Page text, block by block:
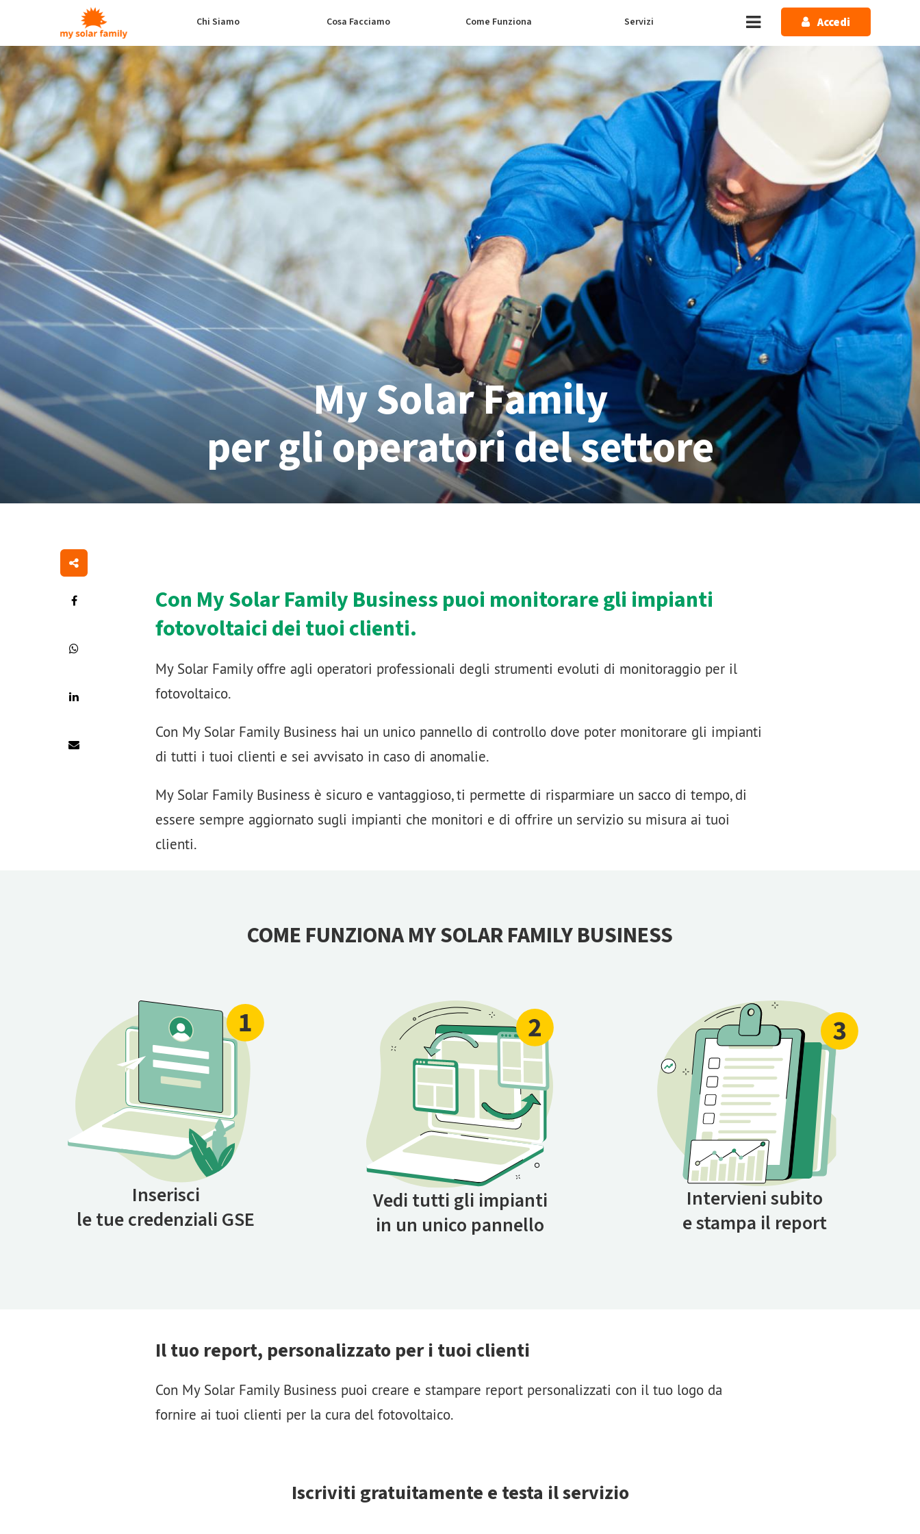
Salta al contenuto principale
Chi Siamo Cosa Facciamo Come Funziona Servizi Accedi
My Solar Family
per gli operatori del settore
Con My Solar Family Business puoi monitorare gli impianti
fotovoltaici dei tuoi clienti.
My Solar Family offre agli operatori professionali degli strumenti evoluti di monitoraggio per il
fotovoltaico.
Con My Solar Family Business hai un unico pannello di controllo dove poter monitorare gli impianti
di tutti i tuoi clienti e sei avvisato in caso di anomalie.
My Solar Family Business è sicuro e vantaggioso, ti permette di risparmiare un sacco di tempo, di
essere sempre aggiornato sugli impianti che monitori e di offrire un servizio su misura ai tuoi
clienti.
COME FUNZIONA MY SOLAR FAMILY BUSINESS
Inserisci
le tue credenziali GSE
Vedi tutti gli impianti
in un unico pannello
Intervieni subito
e stampa il report
Il tuo report, personalizzato per i tuoi clienti
Con My Solar Family Business puoi creare e stampare report personalizzati con il tuo logo da
fornire ai tuoi clienti per la cura del fotovoltaico.
Iscriviti gratuitamente e testa il servizio